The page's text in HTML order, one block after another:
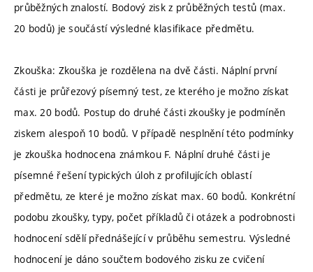
průběžných znalostí. Bodový zisk z průběžných testů (max.
20 bodů) je součástí výsledné klasifikace předmětu.
Zkouška: Zkouška je rozdělena na dvě části. Náplní první
části je průřezový písemný test, ze kterého je možno získat
max. 20 bodů. Postup do druhé části zkoušky je podmíněn
ziskem alespoň 10 bodů. V případě nesplnění této podmínky
je zkouška hodnocena známkou F. Náplní druhé části je
písemné řešení typických úloh z profilujících oblastí
předmětu, ze které je možno získat max. 60 bodů. Konkrétní
podobu zkoušky, typy, počet příkladů či otázek a podrobnosti
hodnocení sdělí přednášející v průběhu semestru. Výsledné
hodnocení je dáno součtem bodového zisku ze cvičení